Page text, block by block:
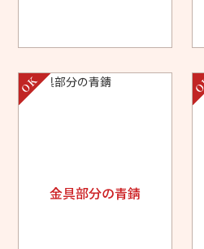
金具部分の青錆